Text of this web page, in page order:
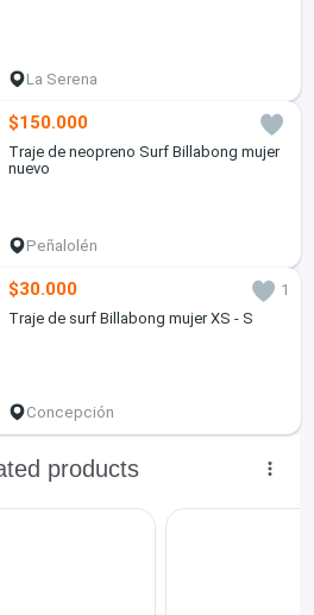
La Serena
$150.000
Traje de neopreno Surf Billabong mujer
nuevo
Peñalolén
$30.000
1
Traje de surf Billabong mujer XS - S
Concepción